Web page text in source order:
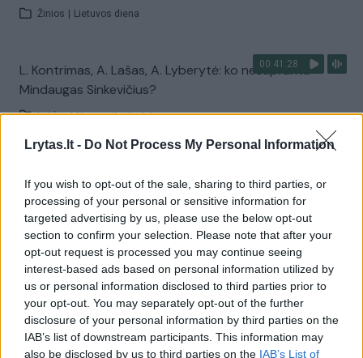
Lrytas.lt - Do Not Process My Personal Information
If you wish to opt-out of the sale, sharing to third parties, or
processing of your personal or sensitive information for
targeted advertising by us, please use the below opt-out
section to confirm your selection. Please note that after your
opt-out request is processed you may continue seeing
interest-based ads based on personal information utilized by
us or personal information disclosed to third parties prior to
your opt-out. You may separately opt-out of the further
disclosure of your personal information by third parties on the
IAB’s list of downstream participants. This information may
also be disclosed by us to third parties on the IAB’s List of
Žinios Lietuvos diena
00:41:28
L. Kontrimas, A. Lašas, A. Lyberytė: ko nesupranta
Mindaugas Sinkevičius?
Laidos | Lietuva tiesiogiai
Žiūrimiausi įrašai
00:00:49
Pateikė daugiau detalių apie iš tėvų paimtus šešis
vaikus: jiems kilusi grėsmė
Žinios | Lietuvos diena